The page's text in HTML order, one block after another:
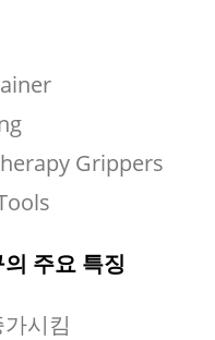
Grippers
주요 특징
시킴